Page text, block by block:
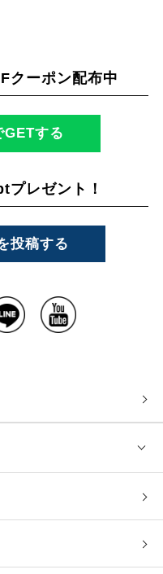
クーポン配布中
する
プレゼント！
投稿する